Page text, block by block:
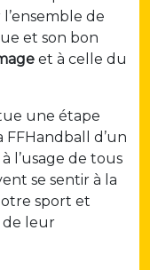
de
et son bon
et à celle du
une étape
d’un
l’usage de tous
se sentir à la
sport et
de leur